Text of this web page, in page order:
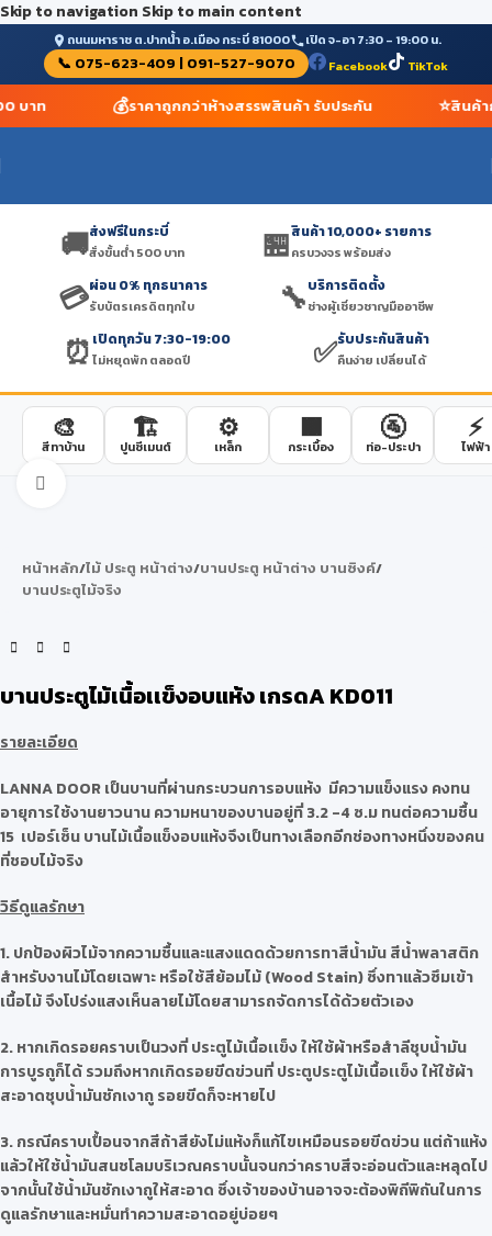
Skip to navigation Skip to main content
ถนนมหาราช ต.ปากน้ำ อ.เมือง กระบี่ 81000 เปิด จ-อา 7:30 – 19:00 น.
📞 075-623-409 | 091-527-9070 Facebook TikTok
บาท 💰ราคาถูกกว่าห้างสรรพสินค้า รับประกัน ⭐สินค้า
🚚ส่งฟรีในกระบี่
สั่งขั้นต่ำ 500 บาท 🏪สินค้า 10,000+ รายการ
ครบวงจร พร้อมส่ง
💳ผ่อน 0% ทุกธนาคาร
รับบัตรเครดิตทุกใบ 🔧บริการติดตั้ง
ช่างผู้เชี่ยวชาญมืออาชีพ
⏰ เปิดทุกวัน 7:30-19:00
ไม่หยุดพัก ตลอดปี ✅รับประกันสินค้า
คืนง่าย เปลี่ยนได้
🎨
สีทาบ้าน
🏗️
ปูนซีเมนต์
⚙️
เหล็ก
🟫
กระเบื้อง
🚰
ท่อ-ประปา
⚡
ไฟฟ้า
Click to enlarge
หน้าหลัก/ไม้ ประตู หน้าต่าง/บานประตู หน้าต่าง บานซิงค์/
บานประตูไม้จริง
บานประตูไม้เนื้อเเข็งอบแห้ง เกรดA KD011
รายละเอียด
LANNA DOOR เป็นบานที่ผ่านกระบวนการอบแห้ง มีความแข็งแรง คงทน
อายุการใช้งานยาวนาน ความหนาของบานอยู่ที่ 3.2 -4 ซ.ม ทนต่อความชื้น
15 เปอร์เซ็น บานไม้เนื้อแข็งอบแห้งจึงเป็นทางเลือกอีกช่องทางหนึ่งของคน
ที่ชอบไม้จริง
วิธีดูแลรักษา
1.ปกป้องผิวไม้จากความชื้นและแสงแดดด้วยการทาสีน้ำมัน สีน้ำพลาสติก
สำหรับงานไม้โดยเฉพาะ หรือใช้สีย้อมไม้ (Wood Stain) ซึ่งทาแล้วซึมเข้า
เนื้อไม้ จึงโปร่งแสงเห็นลายไม้โดยสามารถจัดการได้ด้วยตัวเอง
2.หากเกิดรอยคราบเป็นวงที่ ประตูไม้เนื้อเเข็ง ให้ใช้ผ้าหรือสำลีชุบน้ำมัน
การบูรถูก็ได้ รวมถึงหากเกิดรอยขีดข่วนที่ ประตูประตูไม้เนื้อเเข็ง ให้ใช้ผ้า
สะอาดชุบน้ำมันชักเงาถู รอยขีดก็จะหายไป
3.กรณีคราบเปื้อนจากสีถ้าสียังไม่แห้งก็แก้ไขเหมือนรอยขีดข่วน แต่ถ้าแห้ง
แล้วให้ใช้น้ำมันสนชโลมบริเวณคราบนั้นจนกว่าคราบสีจะอ่อนตัวและหลุดไป
จากนั้นใช้น้ำมันชักเงาถูให้สะอาด ซึ่งเจ้าของบ้านอาจจะต้องพิถีพิถันในการ
ดูแลรักษาและหมั่นทำความสะอาดอยู่บ่อยๆ